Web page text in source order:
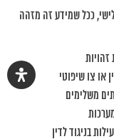
ככל שמידע זה מזהה
זהויות
או צו שיפוטי
משלימים
בניגוד לדין